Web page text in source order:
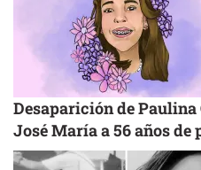
Desaparición de
José María a 56 años de